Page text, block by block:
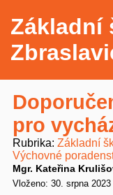
Základní
pro
Rubrika Základní
Výchovné
Mgr. Kateřina
Vloženo: 30. srpna